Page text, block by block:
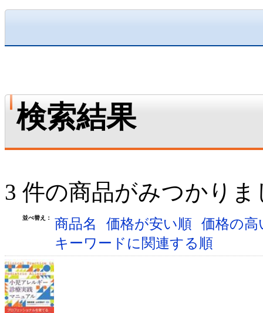
検索結果
3 件の商品がみつかりま
並べ替え： 商品名 価格が安い順 価格の
キーワードに関連する順